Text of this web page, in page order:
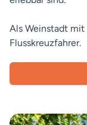
Als Weinstadt
Flusskreuzfahrer.